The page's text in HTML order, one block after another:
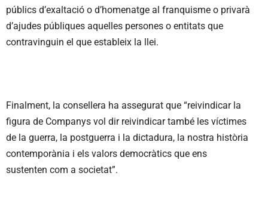
públics d’exaltació o d’homenatge al franquisme o privarà
d’ajudes públiques aquelles persones o entitats que
contravinguin el que estableix la llei.
Finalment, la consellera ha assegurat que “reivindicar la
figura de Companys vol dir reivindicar també les víctimes
de la guerra, la postguerra i la dictadura, la nostra història
contemporània i els valors democràtics que ens
sustenten com a societat”.